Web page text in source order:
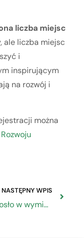
liczba miejsc
ale liczba miejsc
i
inspirującym
na rozwój i
można
NASTĘPNY WPIS
Rzemiosło w wymiarze artystycznym – wystawa prac warsztatowych w ramach Programu Polski Inkubator Rzemiosła